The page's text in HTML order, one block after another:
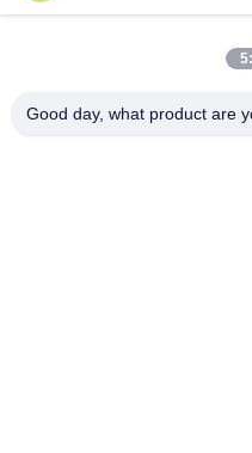
গ্লাস চার্জার প্লেট
Good day, what product are